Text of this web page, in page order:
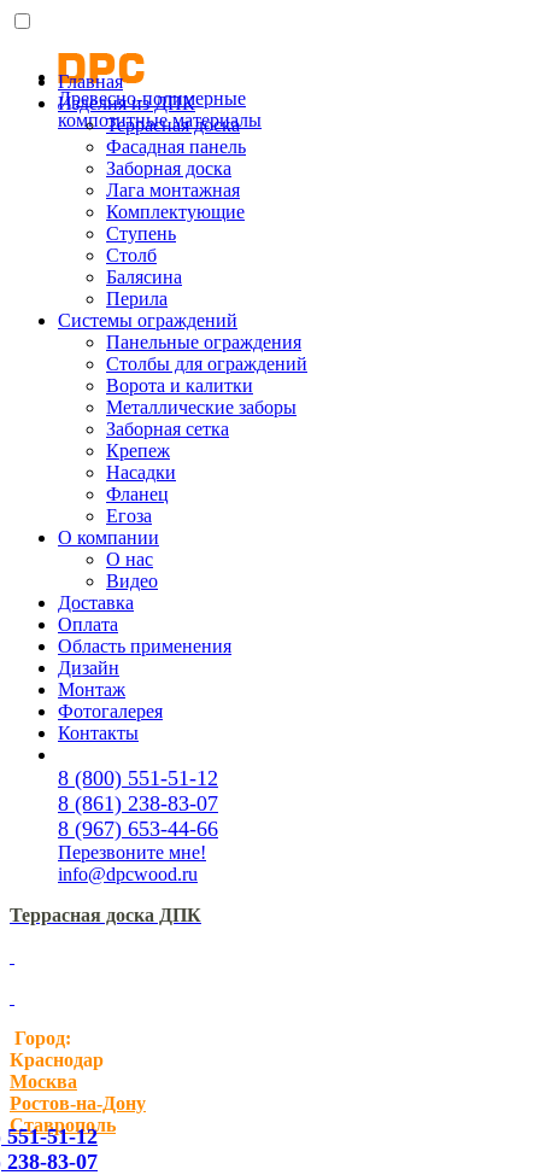
Древесно-полимерные
композитные материалы
Главная
Изделия из ДПК
Террасная доска
Фасадная панель
Заборная доска
Лага монтажная
Комплектующие
Ступень
Столб
Балясина
Перила
Системы ограждений
Панельные ограждения
Столбы для ограждений
Ворота и калитки
Металлические заборы
Заборная сетка
Крепеж
Насадки
Фланец
Егоза
О компании
О нас
Видео
Доставка
Оплата
Область применения
Дизайн
Монтаж
Фотогалерея
Контакты
8 (800) 551-51-12
8 (861) 238-83-07
8 (967) 653-44-66
Перезвоните мне!
info@dpcwood.ru
Террасная доска ДПК
Город:
Краснодар
Москва
Ростов-на-Дону
Ставрополь
551-51-12
238-83-07